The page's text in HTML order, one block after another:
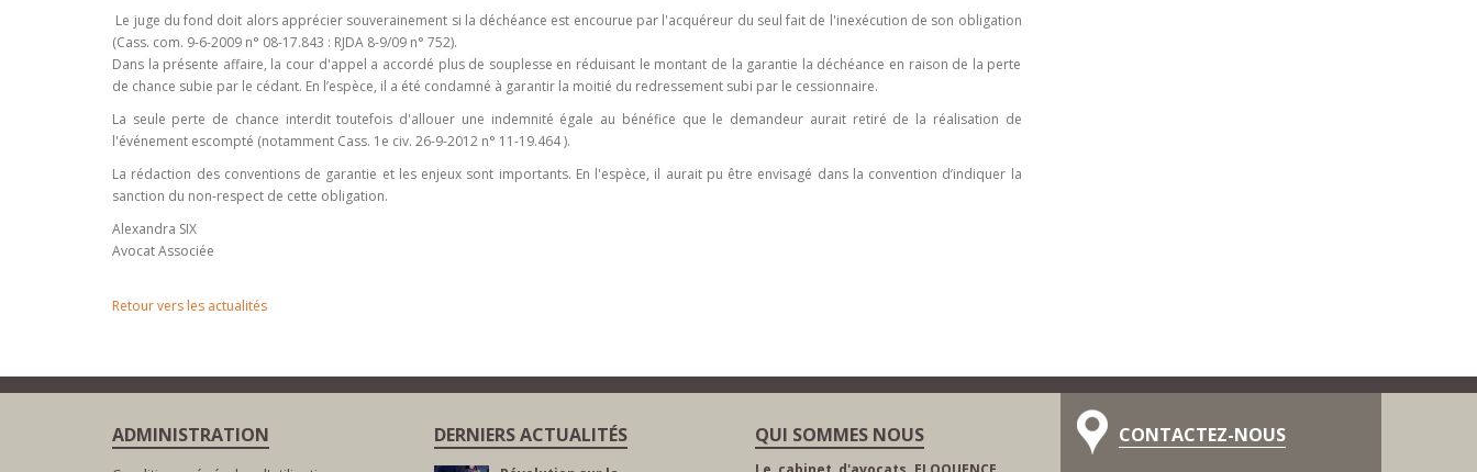
Le juge du fond doit alors apprécier souverainement si la déchéance est encourue par l'acquéreur du seul fait de l'inexécution de son obligation
(Cass. com. 9-6-2009 n° 08-17.843 : RJDA 8-9/09 n° 752).
Dans la présente affaire, la cour d'appel a accordé plus de souplesse en réduisant le montant de la garantie la déchéance en raison de la perte
de chance subie par le cédant. En l’espèce, il a été condamné à garantir la moitié du redressement subi par le cessionnaire.
La seule perte de chance interdit toutefois d'allouer une indemnité égale au bénéfice que le demandeur aurait retiré de la réalisation de
l'événement escompté (notamment Cass. 1e civ. 26-9-2012 n° 11-19.464 ).
La rédaction des conventions de garantie et les enjeux sont importants. En l'espèce, il aurait pu être envisagé dans la convention d’indiquer la
sanction du non-respect de cette obligation.
Alexandra SIX
Avocat Associée
Retour vers les actualités
ADMINISTRATION DERNIERS ACTUALITÉS QUI SOMMES NOUS CONTACTEZ-NOUS